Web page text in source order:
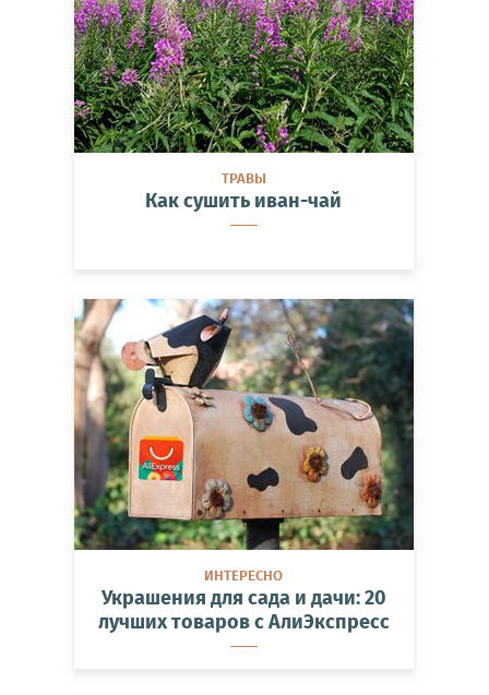
ТРАВЫ
Как сушить иван-чай
ИНТЕРЕСНО
Украшения для сада и дачи: 20
лучших товаров с АлиЭкспресс